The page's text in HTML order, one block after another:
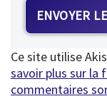
Ce site utilise
savoir plus sur la
commentaires